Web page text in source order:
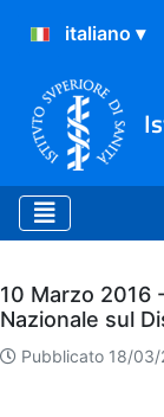
Archivio
10 Marzo 2016
Nazionale sul
Pubblicato 18/